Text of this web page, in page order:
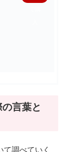
言葉と
調べていく